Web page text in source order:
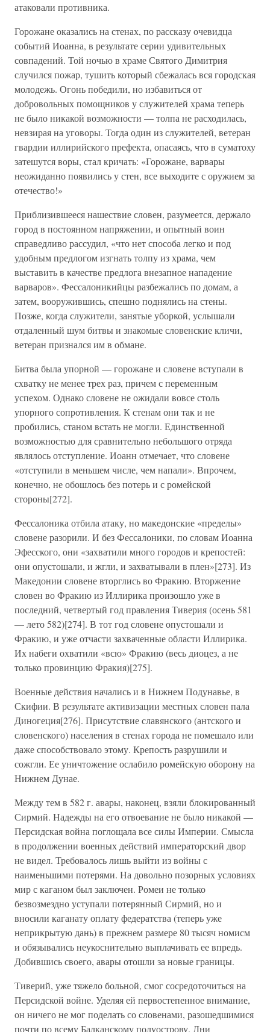
атаковали противника.
Горожане оказались на стенах, по рассказу очевидца
событий Иоанна, в результате серии удивительных
совпадений. Той ночью в храме Святого Димитрия
случился пожар, тушить который сбежалась вся городская
молодежь. Огонь победили, но избавиться от
добровольных помощников у служителей храма теперь
не было никакой возможности — толпа не расходилась,
невзирая на уговоры. Тогда один из служителей, ветеран
гвардии иллирийского префекта, опасаясь, что в суматоху
затешутся воры, стал кричать: «Горожане, варвары
неожиданно появились у стен, все выходите с оружием за
отечество!»
Приблизившееся нашествие словен, разумеется, держало
город в постоянном напряжении, и опытный воин
справедливо рассудил, «что нет способа легко и под
удобным предлогом изгнать толпу из храма, чем
выставить в качестве предлога внезапное нападение
варваров». Фессалоникийцы разбежались по домам, а
затем, вооружившись, спешно поднялись на стены.
Позже, когда служители, занятые уборкой, услышали
отдаленный шум битвы и знакомые словенские кличи,
ветеран признался им в обмане.
Битва была упорной — горожане и словене вступали в
схватку не менее трех раз, причем с переменным
успехом. Однако словене не ожидали вовсе столь
упорного сопротивления. К стенам они так и не
пробились, станом встать не могли. Единственной
возможностью для сравнительно небольшого отряда
являлось отступление. Иоанн отмечает, что словене
«отступили в меньшем числе, чем напали». Впрочем,
конечно, не обошлось без потерь и с ромейской
стороны[272].
Фессалоника отбила атаку, но македонские «пределы»
словене разорили. И без Фессалоники, по словам Иоанна
Эфесского, они «захватили много городов и крепостей:
они опустошали, и жгли, и захватывали в плен»[273]. Из
Македонии словене вторглись во Фракию. Вторжение
словен во Фракию из Иллирика произошло уже в
последний, четвертый год правления Тиверия (осень 581
— лето 582)[274]. В тот год словене опустошали и
Фракию, и уже отчасти захваченные области Иллирика.
Их набеги охватили «всю» Фракию (весь диоцез, а не
только провинцию Фракия)[275].
Военные действия начались и в Нижнем Подунавье, в
Скифии. В результате активизации местных словен пала
Диногеция[276]. Присутствие славянского (антского и
словенского) населения в стенах города не помешало или
даже способствовало этому. Крепость разрушили и
сожгли. Ее уничтожение ослабило ромейскую оборону на
Нижнем Дунае.
Между тем в 582 г. авары, наконец, взяли блокированный
Сирмий. Надежды на его отвоевание не было никакой —
Персидская война поглощала все силы Империи. Смысла
в продолжении военных действий императорский двор
не видел. Требовалось лишь выйти из войны с
наименьшими потерями. На довольно позорных условиях
мир с каганом был заключен. Ромеи не только
безвозмездно уступали потерянный Сирмий, но и
вносили каганату оплату федератства (теперь уже
неприкрытую дань) в прежнем размере 80 тысяч номисм
и обязывались неукоснительно выплачивать ее впредь.
Добившись своего, авары отошли за новые границы.
Тиверий, уже тяжело больной, смог сосредоточиться на
Персидской войне. Уделяя ей первостепенное внимание,
он ничего не мог поделать со словенами, разошедшимися
почти по всему Балканскому полуострову. Дни